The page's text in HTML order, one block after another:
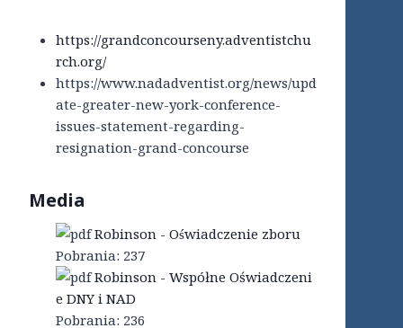
https://grandconcourseny.adventistchu
rch.org/
https://www.nadadventist.org/news/upd
ate-greater-new-york-conference-
issues-statement-regarding-
resignation-grand-concourse
Media
Robinson - Oświadczenie zboru
Pobrania: 237
Robinson - Współne Oświadczeni
e DNY i NAD
Pobrania: 236